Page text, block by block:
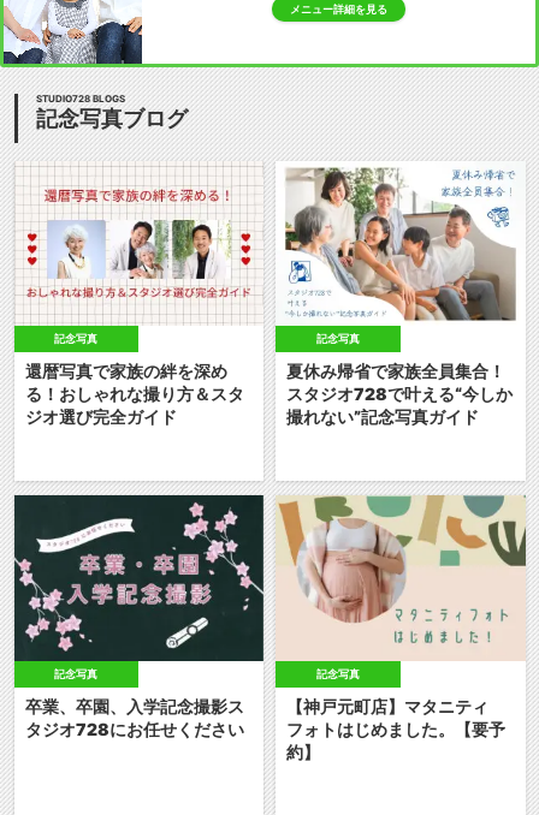
メニュー詳細を見る
STUDIO728 BLOGS
記念写真ブログ
記念写真
還暦写真で家族の絆を深め
る！おしゃれな撮り方＆スタ
ジオ選び完全ガイド
記念写真
夏休み帰省で家族全員集合！
スタジオ728で叶える“今しか
撮れない”記念写真ガイド
記念写真
卒業、卒園、入学記念撮影ス
タジオ728にお任せください
記念写真
【神戸元町店】マタニティ
フォトはじめました。【要予
約】